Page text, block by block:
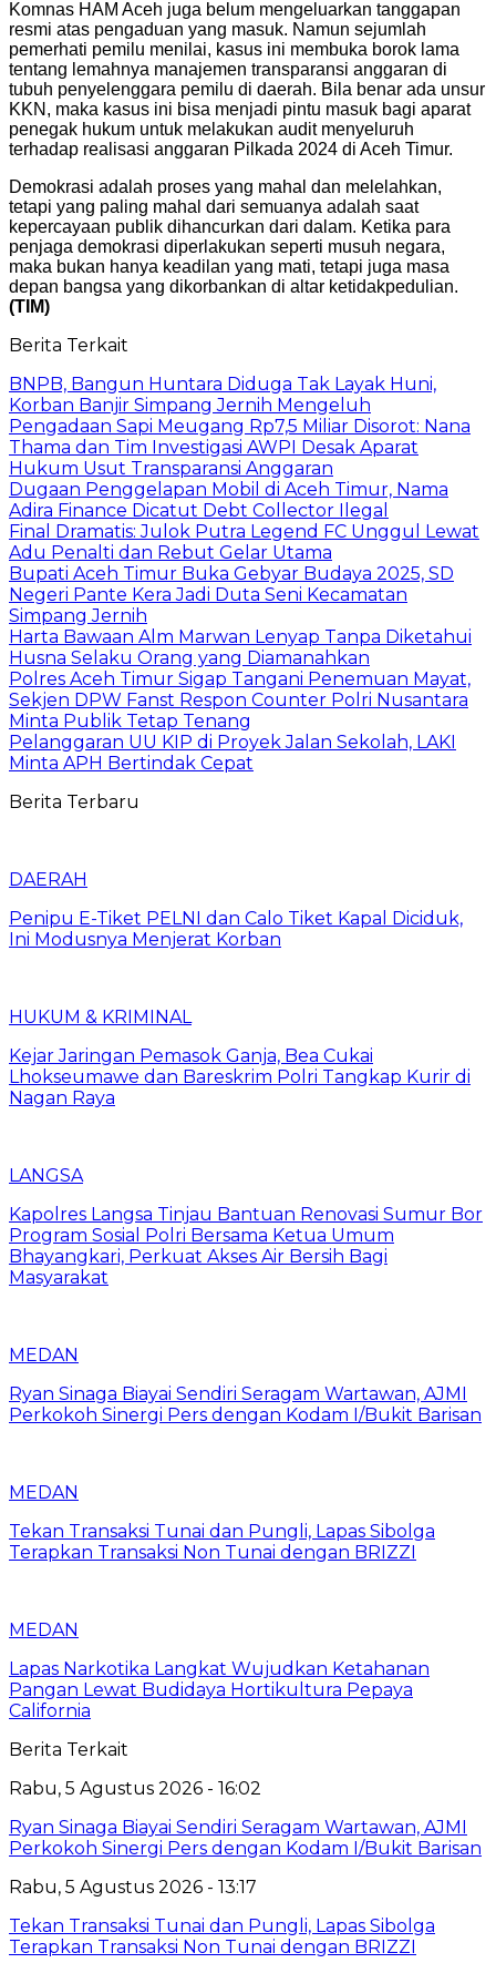
Komnas HAM Aceh juga belum mengeluarkan tanggapan
resmi atas pengaduan yang masuk. Namun sejumlah
pemerhati pemilu menilai, kasus ini membuka borok lama
tentang lemahnya manajemen transparansi anggaran di
tubuh penyelenggara pemilu di daerah. Bila benar ada unsur
KKN, maka kasus ini bisa menjadi pintu masuk bagi aparat
penegak hukum untuk melakukan audit menyeluruh
terhadap realisasi anggaran Pilkada 2024 di Aceh Timur.
Demokrasi adalah proses yang mahal dan melelahkan,
tetapi yang paling mahal dari semuanya adalah saat
kepercayaan publik dihancurkan dari dalam. Ketika para
penjaga demokrasi diperlakukan seperti musuh negara,
maka bukan hanya keadilan yang mati, tetapi juga masa
depan bangsa yang dikorbankan di altar ketidakpedulian.
(TIM)
Berita Terkait
BNPB, Bangun Huntara Diduga Tak Layak Huni,
Korban Banjir Simpang Jernih Mengeluh
Pengadaan Sapi Meugang Rp7,5 Miliar Disorot: Nana
Thama dan Tim Investigasi AWPI Desak Aparat
Hukum Usut Transparansi Anggaran
Dugaan Penggelapan Mobil di Aceh Timur, Nama
Adira Finance Dicatut Debt Collector Ilegal
Final Dramatis: Julok Putra Legend FC Unggul Lewat
Adu Penalti dan Rebut Gelar Utama
Bupati Aceh Timur Buka Gebyar Budaya 2025, SD
Negeri Pante Kera Jadi Duta Seni Kecamatan
Simpang Jernih
Harta Bawaan Alm Marwan Lenyap Tanpa Diketahui
Husna Selaku Orang yang Diamanahkan
Polres Aceh Timur Sigap Tangani Penemuan Mayat,
Sekjen DPW Fanst Respon Counter Polri Nusantara
Minta Publik Tetap Tenang
Pelanggaran UU KIP di Proyek Jalan Sekolah, LAKI
Minta APH Bertindak Cepat
Berita Terbaru
DAERAH
Penipu E-Tiket PELNI dan Calo Tiket Kapal Diciduk,
Ini Modusnya Menjerat Korban
HUKUM & KRIMINAL
Kejar Jaringan Pemasok Ganja, Bea Cukai
Lhokseumawe dan Bareskrim Polri Tangkap Kurir di
Nagan Raya
LANGSA
Kapolres Langsa Tinjau Bantuan Renovasi Sumur Bor
Program Sosial Polri Bersama Ketua Umum
Bhayangkari, Perkuat Akses Air Bersih Bagi
Masyarakat
MEDAN
Ryan Sinaga Biayai Sendiri Seragam Wartawan, AJMI
Perkokoh Sinergi Pers dengan Kodam I/Bukit Barisan
MEDAN
Tekan Transaksi Tunai dan Pungli, Lapas Sibolga
Terapkan Transaksi Non Tunai dengan BRIZZI
MEDAN
Lapas Narkotika Langkat Wujudkan Ketahanan
Pangan Lewat Budidaya Hortikultura Pepaya
California
Berita Terkait
Rabu, 5 Agustus 2026 - 16:02
Ryan Sinaga Biayai Sendiri Seragam Wartawan, AJMI
Perkokoh Sinergi Pers dengan Kodam I/Bukit Barisan
Rabu, 5 Agustus 2026 - 13:17
Tekan Transaksi Tunai dan Pungli, Lapas Sibolga
Terapkan Transaksi Non Tunai dengan BRIZZI